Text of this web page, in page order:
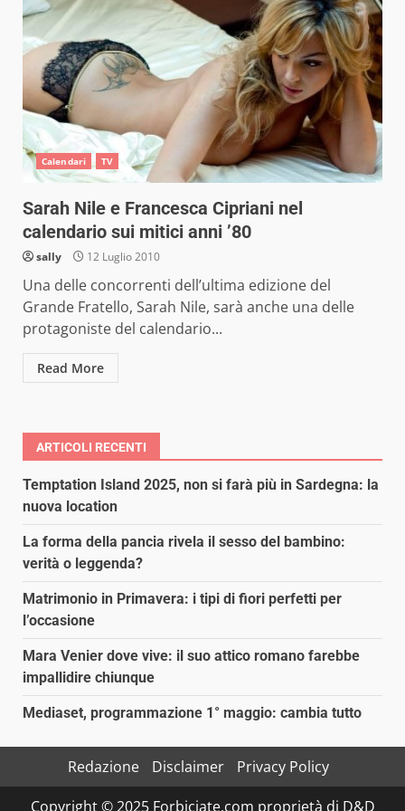
Calendari TV
Sarah Nile e Francesca Cipriani nel
calendario sui mitici anni ’80
sally 12 Luglio 2010
Una delle concorrenti dell’ultima edizione del
Grande Fratello, Sarah Nile, sarà anche una delle
protagoniste del calendario...
Read More
ARTICOLI RECENTI
Temptation Island 2025, non si farà più in Sardegna: la
nuova location
La forma della pancia rivela il sesso del bambino:
verità o leggenda?
Matrimonio in Primavera: i tipi di fiori perfetti per
l’occasione
Mara Venier dove vive: il suo attico romano farebbe
impallidire chiunque
Mediaset, programmazione 1° maggio: cambia tutto
Redazione Disclaimer
Privacy Policy
Copyright © 2025 Forbiciate.com proprietà di D&D